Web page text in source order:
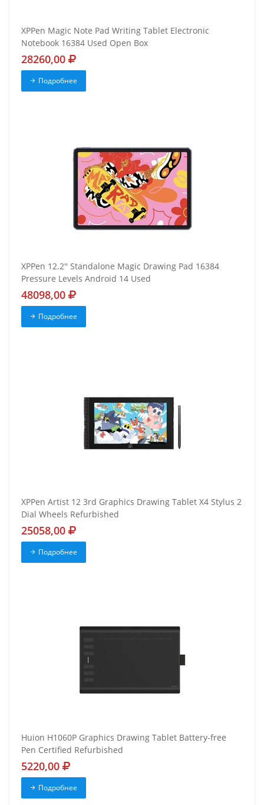
XPPen Magic Note Pad Writing Tablet Electronic
Notebook 16384 Used Open Box
28260,00
Подробнее
XPPen 12.2'' Standalone Magic Drawing Pad 16384
Pressure Levels Android 14 Used
48098,00
Подробнее
XPPen Artist 12 3rd Graphics Drawing Tablet X4 Stylus 2
Dial Wheels Refurbished
25058,00
Подробнее
Huion H1060P Graphics Drawing Tablet Battery-free
Pen Certified Refurbished
5220,00
Подробнее